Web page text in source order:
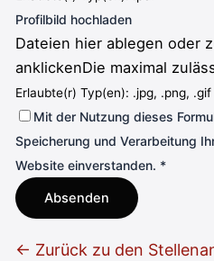
Profilbild hochladen
Dateien hier ablegen oder
anklickenDie maximal
Erlaubte(r) Typ(en): .jpg, .png, .gif
Mit der Nutzung dieses
Speicherung und Verarbeitung
Website einverstanden. *
← Zurück zu den